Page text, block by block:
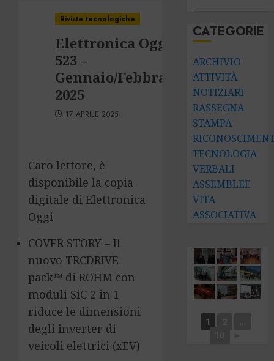
Riviste tecnologiche
Elettronica Oggi
523 –
Gennaio/Febbraio
2025
17 APRILE 2025
Caro lettore, è
disponibile la copia
digitale di Elettronica
Oggi
COVER STORY – Il
nuovo TRCDRIVE
pack™ di ROHM con
moduli SiC 2 in 1
riduce le dimensioni
degli inverter di
veicoli elettrici (xEV)
CATEGORIE
ARCHIVIO
ATTIVITÀ
NOTIZIARI
RASSEGNA
STAMPA
TECNOLOGIA
VERBALI
ASSEMBLEE
VITA
ASSOCIATIVA
1